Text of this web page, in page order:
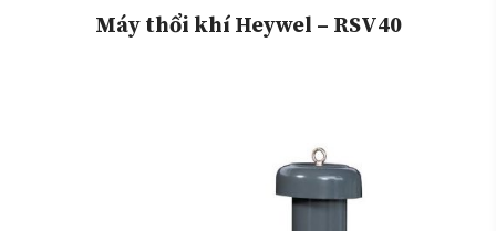
Máy thổi khí Heywel – RSV40